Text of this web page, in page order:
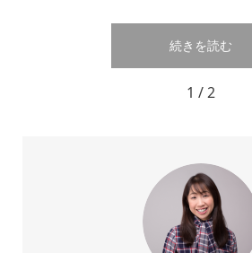
続きを読む
1 / 2